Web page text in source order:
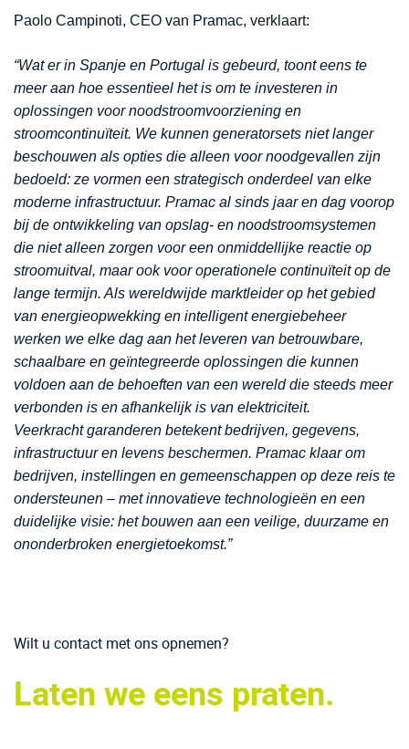
Paolo Campinoti, CEO van Pramac, verklaart:
“Wat er in Spanje en Portugal is gebeurd, toont eens te
meer aan hoe essentieel het is om te investeren in
oplossingen voor noodstroomvoorziening en
stroomcontinuïteit. We kunnen generatorsets niet langer
beschouwen als opties die alleen voor noodgevallen zijn
bedoeld: ze vormen een strategisch onderdeel van elke
moderne infrastructuur. Pramac al sinds jaar en dag voorop
bij de ontwikkeling van opslag- en noodstroomsystemen
die niet alleen zorgen voor een onmiddellijke reactie op
stroomuitval, maar ook voor operationele continuïteit op de
lange termijn. Als wereldwijde marktleider op het gebied
van energieopwekking en intelligent energiebeheer
werken we elke dag aan het leveren van betrouwbare,
schaalbare en geïntegreerde oplossingen die kunnen
voldoen aan de behoeften van een wereld die steeds meer
verbonden is en afhankelijk is van elektriciteit.
Veerkracht garanderen betekent bedrijven, gegevens,
infrastructuur en levens beschermen. Pramac klaar om
bedrijven, instellingen en gemeenschappen op deze reis te
ondersteunen – met innovatieve technologieën en een
duidelijke visie: het bouwen aan een veilige, duurzame en
ononderbroken energietoekomst.”
Wilt u contact met ons opnemen?
Laten we eens praten.